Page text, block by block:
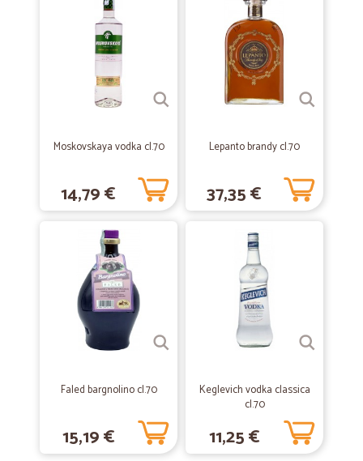
—
Ottimo in tutto
Marcella M.
Spedizione rapida e puntuale Merce conforme
—
ottimo servizio e molto veloce
ottimo servizio e molto veloce
04/12/2018
Giamila E.
TUTTO PERFETTO SEMPRE
Moskovskaya vodka cl.70
14,79 €
Lepanto brandy cl.70
37,35 €
Faled bargnolino cl.70
15,19 €
Keglevich vodka classica
cl.70
11,25 €